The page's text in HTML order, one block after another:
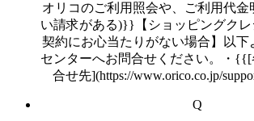
オリコのご利用照会や、ご利用代金
い請求がある)}}【ショッピングク
契約にお心当たりがない場合】以下
センターへお問合せください。・{{[
合せ先](https://www.orico.co.jp/
Q